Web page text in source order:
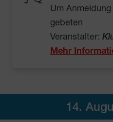
Um
gebeten
Veranstalter:
Mehr
14.